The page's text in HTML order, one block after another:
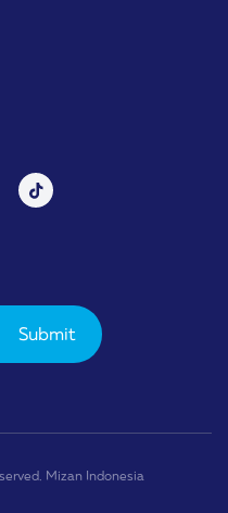
Mizan Indonesia